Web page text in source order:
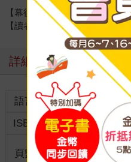
【幕後花絮大公開】 206
【讀者迴響】 212
詳細資料
語言 中文繁體
ISBN
9789861799636
頁數 216